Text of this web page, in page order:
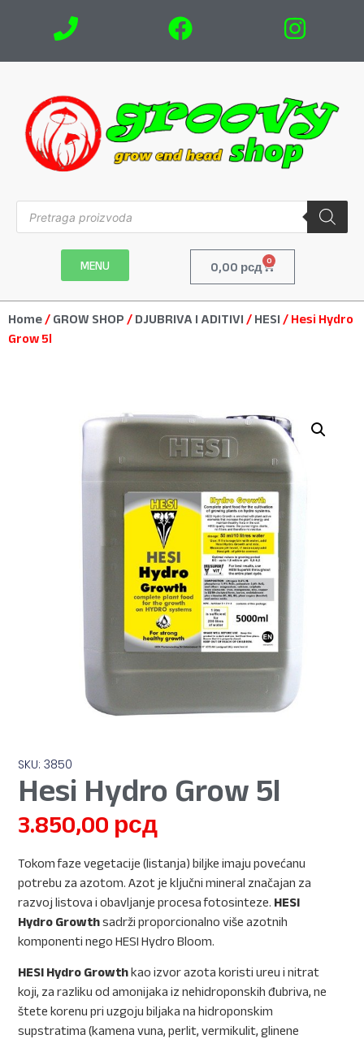
MENU 0,00 рсд 0
Home / GROW SHOP / DJUBRIVA I ADITIVI / HESI / Hesi Hydro
Grow 5l
SKU: 3850
Hesi Hydro Grow 5l
3.850,00 рсд
Tokom faze vegetacije (listanja) biljke imaju povećanu
potrebu za azotom. Azot je ključni mineral značajan za
razvoj listova i obavljanje procesa fotosinteze. HESI
Hydro Growthsadrži proporcionalno više azotnih
komponenti nego HESI Hydro Bloom.
HESI Hydro Growthkao izvor azota koristi ureu i nitrat
koji, za razliku od amonijaka iz nehidroponskih đubriva, ne
štete korenu pri uzgoju biljaka na hidroponskim
supstratima (kamena vuna, perlit, vermikulit, glinene